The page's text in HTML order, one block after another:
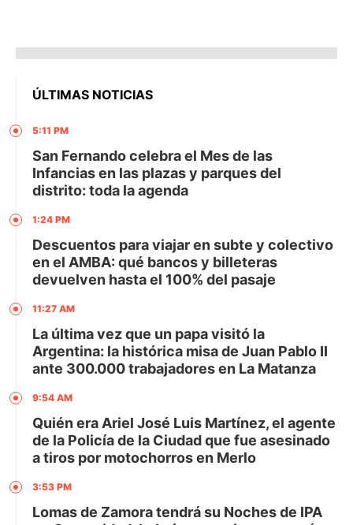
ÚLTIMAS NOTICIAS
5:11 PM
San Fernando celebra el Mes de las
Infancias en las plazas y parques del
distrito: toda la agenda
1:24 PM
Descuentos para viajar en subte y colectivo
en el AMBA: qué bancos y billeteras
devuelven hasta el 100% del pasaje
11:27 AM
La última vez que un papa visitó la
Argentina: la histórica misa de Juan Pablo II
ante 300.000 trabajadores en La Matanza
9:54 AM
Quién era Ariel José Luis Martínez, el agente
de la Policía de la Ciudad que fue asesinado
a tiros por motochorros en Merlo
3:53 PM
Lomas de Zamora tendrá su Noches de IPA